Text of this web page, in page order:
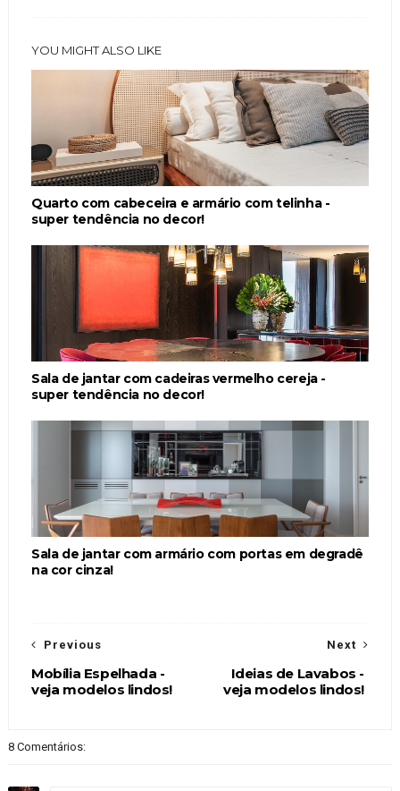
YOU MIGHT ALSO LIKE
Quarto com cabeceira e armário com telinha -
super tendência no decor!
Sala de jantar com cadeiras vermelho cereja -
super tendência no decor!
Sala de jantar com armário com portas em degradê
na cor cinza!
Next
Ideias de Lavabos -
veja modelos lindos!
Previous
Mobília Espelhada -
veja modelos lindos!
8 Comentários: